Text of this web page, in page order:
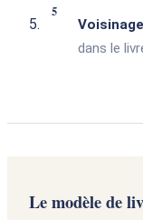
dans le
Le modèle de